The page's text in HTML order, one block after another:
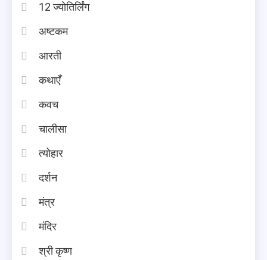
12 ज्योतिर्लिंग
अष्टकम
आरती
कथाएँ
कवच
चालीसा
त्योहार
दर्शन
मंत्र
मंदिर
श्री कृष्ण